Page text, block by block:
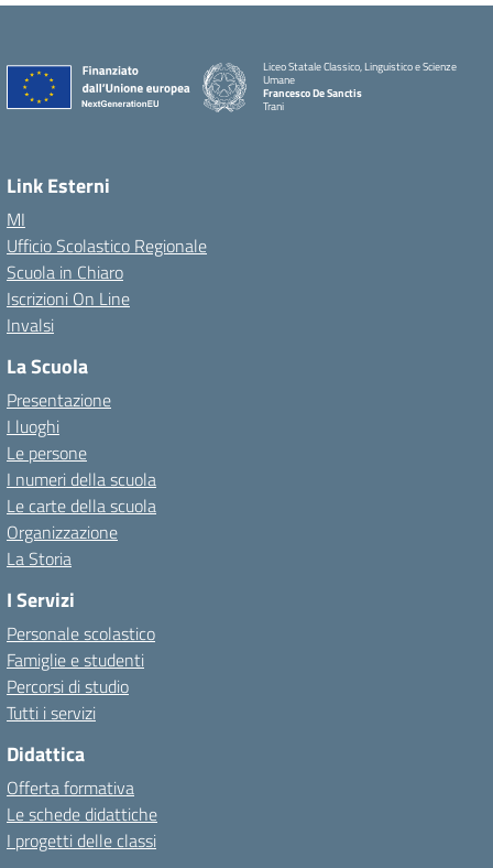
Liceo Statale Classico, Linguistico e Scienze
Umane
Francesco De Sanctis
Trani
Link Esterni
MI
Ufficio Scolastico Regionale
Scuola in Chiaro
Iscrizioni On Line
Invalsi
La Scuola
Presentazione
I luoghi
Le persone
I numeri della scuola
Le carte della scuola
Organizzazione
La Storia
I Servizi
Personale scolastico
Famiglie e studenti
Percorsi di studio
Tutti i servizi
Didattica
Offerta formativa
Le schede didattiche
I progetti delle classi